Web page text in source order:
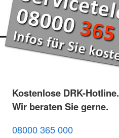
Kostenlose DRK-Hotline.
Wir beraten Sie gerne.
08000 365 000